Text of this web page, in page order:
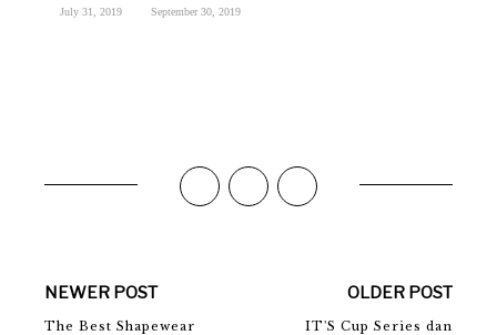
July 31, 2019 September 30, 2019
NEWER POST
The Best Shapewear
OLDER POST
IT'S Cup Series dan